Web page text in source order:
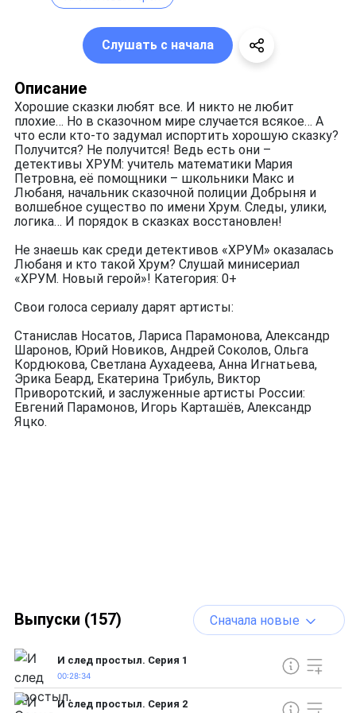
Описание
Хорошие сказки любят все. И никто не любит
плохие… Но в сказочном мире случается всякое… А
что если кто-то задумал испортить хорошую сказку?
Получится? Не получится! Ведь есть они –
детективы ХРУМ: учитель математики Мария
Петровна, её помощники – школьники Макс и
Любаня, начальник сказочной полиции Добрыня и
волшебное существо по имени Хрум. Следы, улики,
логика… И порядок в сказках восстановлен!
Не знаешь как среди детективов «ХРУМ» оказалась
Любаня и кто такой Хрум? Слушай минисериал
«ХРУМ. Новый герой»! Категория: 0+
Свои голоса сериалу дарят артисты:
Станислав Носатов, Лариса Парамонова, Александр
Шаронов, Юрий Новиков, Андрей Соколов, Ольга
Кордюкова, Светлана Аухадеева, Анна Игнатьева,
Эрика Беард, Екатерина Трибуль, Виктор
Приворотский, и заслуженные артисты России:
Евгений Парамонов, Игорь Карташёв, Александр
Яцко.
Слушать с начала
Выпуски (157) Сначала новые
И след простыл. Серия 1
00:28:34
И след простыл. Серия 2